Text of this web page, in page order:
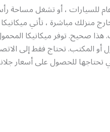
للسيارات ، أو تشغل مساحة
منزلك مباشرة ، تأتي
هذا صحيح. توفر ميكانيكا
المكتب. تحتاج فقط إلى
للحصول على أسعار